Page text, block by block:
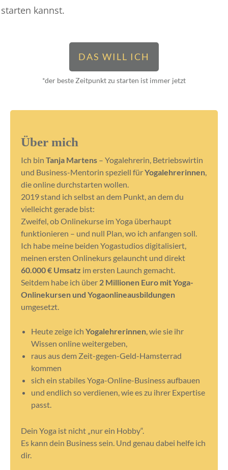
starten kannst.
DAS WILL ICH
*der beste Zeitpunkt zu starten ist immer jetzt
Über mich
Ich bin Tanja Martens – Yogalehrerin, Betriebswirtin
und Business-Mentorin speziell fürYogalehrerinnen,
die online durchstarten wollen.
2019 stand ich selbst an dem Punkt, an dem du
vielleicht gerade bist:
Zweifel, ob Onlinekurse im Yoga überhaupt
funktionieren – und null Plan, wo ich anfangen soll.
Ich habe meine beiden Yogastudios digitalisiert,
meinen ersten Onlinekurs gelauncht und direkt
60.000 € Umsatz im ersten Launch gemacht.
Seitdem habe ich über 2 Millionen Euro mit Yoga-
Onlinekursen und Yogaonlineausbildungen
umgesetzt.
Heute zeige ich Yogalehrerinnen, wie sie ihr
Wissen online weitergeben,
raus aus dem Zeit-gegen-Geld-Hamsterrad
kommen
sich ein stabiles Yoga-Online-Business aufbauen
und endlich so verdienen, wie es zu ihrer Expertise
passt.
Dein Yoga ist nicht „nur ein Hobby“.
Es kann dein Business sein. Und genau dabei helfe ich
dir.